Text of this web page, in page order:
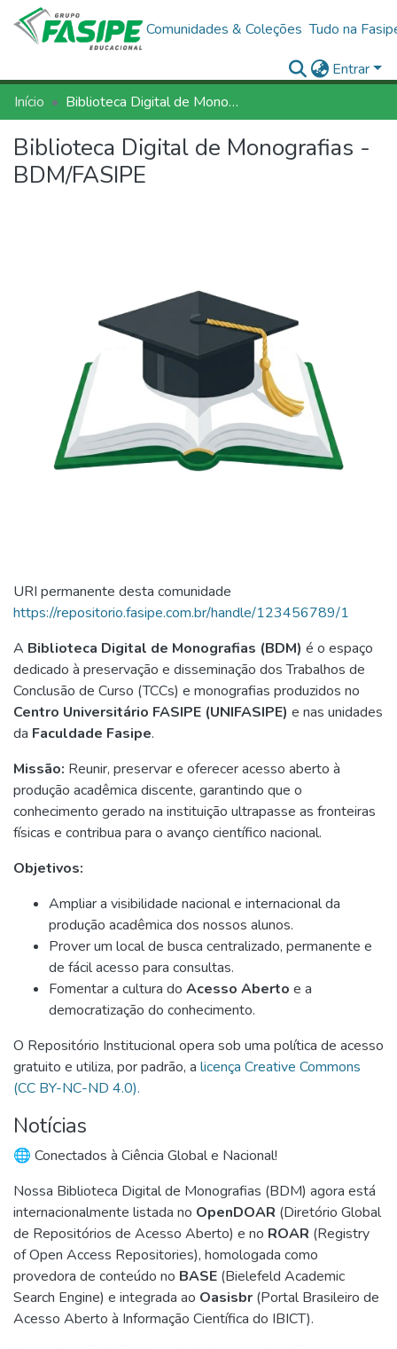
Comunidades & Coleções Tudo na
Entrar
Início
Biblioteca Digital de Monografias - BDM/FASIPE
Biblioteca Digital de Monografias -
BDM/FASIPE
URI permanente desta comunidade
https://repositorio.fasipe.com.br/handle/123456789/1
A Biblioteca Digital de Monografias (BDM) é o espaço
dedicado à preservação e disseminação dos Trabalhos de
Conclusão de Curso (TCCs) e monografias produzidos no
Centro Universitário FASIPE (UNIFASIPE) e nas unidades
da Faculdade Fasipe.
Missão: Reunir, preservar e oferecer acesso aberto à
produção acadêmica discente, garantindo que o
conhecimento gerado na instituição ultrapasse as fronteiras
físicas e contribua para o avanço científico nacional.
Objetivos:
Ampliar a visibilidade nacional e internacional da
produção acadêmica dos nossos alunos.
Prover um local de busca centralizado, permanente e
de fácil acesso para consultas.
Fomentar a cultura do Acesso Aberto e a
democratização do conhecimento.
O Repositório Institucional opera sob uma política de acesso
gratuito e utiliza, por padrão, a licença Creative Commons
(CC BY-NC-ND 4.0).
Notícias
🌐 Conectados à Ciência Global e Nacional!
Nossa Biblioteca Digital de Monografias (BDM) agora está
internacionalmente listada no OpenDOAR (Diretório Global
de Repositórios de Acesso Aberto) e no ROAR (Registry
of Open Access Repositories), homologada como
provedora de conteúdo no BASE (Bielefeld Academic
Search Engine) e integrada ao Oasisbr (Portal Brasileiro de
Acesso Aberto à Informação Científica do IBICT).